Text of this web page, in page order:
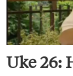
Uke 26: